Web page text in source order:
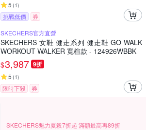
5 (1)
挑戰低價
券
SKECHERS官方直營
SKECHERS 女鞋 健走系列 健走鞋 GO WALK
WORKOUT WALKER 寬楦款 - 124926WBBK
$3,987 9折
5 (1)
限時下殺 券
SKECHERS魅力夏殺7折起 滿額最高再89折